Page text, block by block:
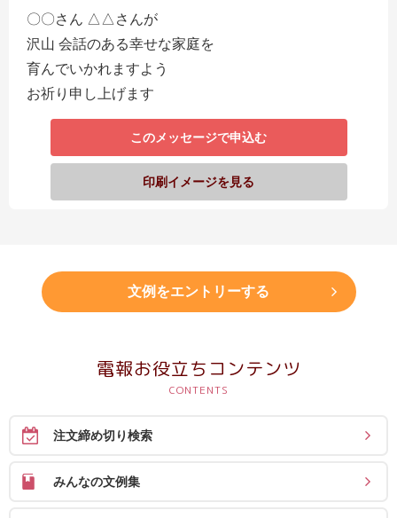
〇〇さん △△さんが
沢山 会話のある幸せな家庭を
育んでいかれますよう
お祈り申し上げます
このメッセージで申込む
印刷イメージを見る
文例をエントリーする
電報お役立ちコンテンツ
注文締め切り検索
みんなの文例集